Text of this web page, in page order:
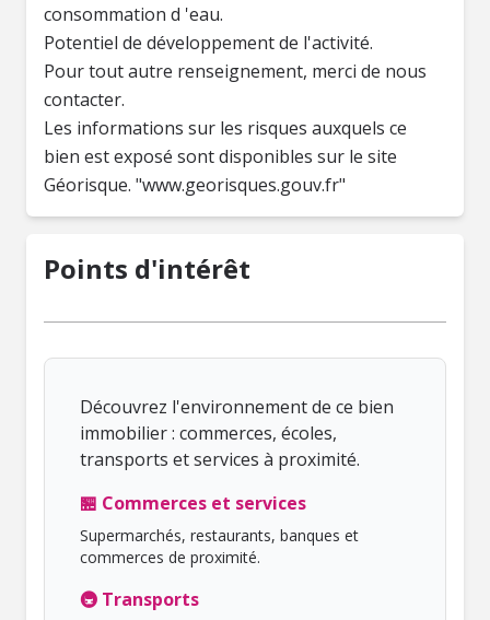
consommation d 'eau.
Potentiel de développement de l'activité.
Pour tout autre renseignement, merci de nous
contacter.
Les informations sur les risques auxquels ce
bien est exposé sont disponibles sur le site
Géorisque. "www.georisques.gouv.fr"
Points d'intérêt
Découvrez l'environnement de ce bien
immobilier : commerces, écoles,
transports et services à proximité.
🏪 Commerces et services
Supermarchés, restaurants, banques et
commerces de proximité.
🚇 Transports